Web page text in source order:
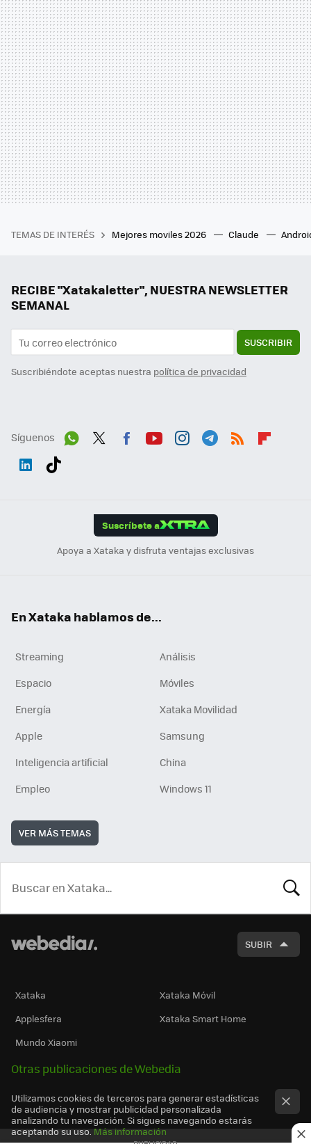
TEMAS DE INTERÉS Mejores moviles 2026 Claude
RECIBE "Xatakaletter", NUESTRA NEWSLETTER
SEMANAL
SUSCRIBIR
Suscribiéndote aceptas nuestra política de privacidad
Síguenos
Suscríbete a
Apoya a Xataka y disfruta ventajas exclusivas
En Xataka hablamos de...
Streaming
Análisis
Espacio
Móviles
Energía
Xataka Movilidad
Apple
Samsung
Inteligencia artificial
China
Empleo
Windows 11
VER MÁS TEMAS
SUBIR
Xataka
Xataka Móvil
Applesfera
Xataka Smart Home
Mundo Xiaomi
Otras publicaciones de Webedia
Utilizamos cookies de terceros para generar estadísticas
de audiencia y mostrar publicidad personalizada
analizando tu navegación. Si sigues navegando estarás
aceptando su uso. Más información